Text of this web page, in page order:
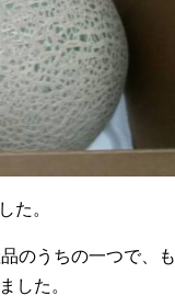
た。
のうちの一つで、も
した。